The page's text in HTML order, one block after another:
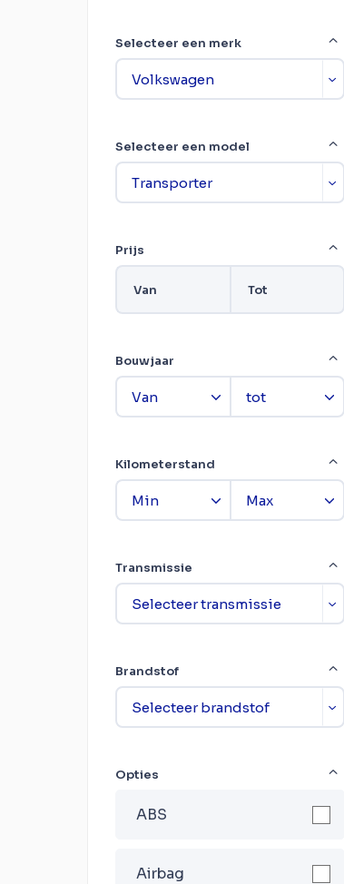
Selecteer een merk
Selecteer een model
Prijs
Van Tot
Bouwjaar
Kilometerstand
Transmissie
Brandstof
Opties
ABS
Airbag